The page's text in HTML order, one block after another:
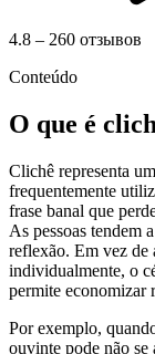
4.8 – 260 отзывов
Conteúdo
O que é
Clichê representa
frequentemente
frase banal que
As pessoas tendem
reflexão. Em vez de
individualmente, o
permite economizar
Por exemplo,
ouvinte pode não se